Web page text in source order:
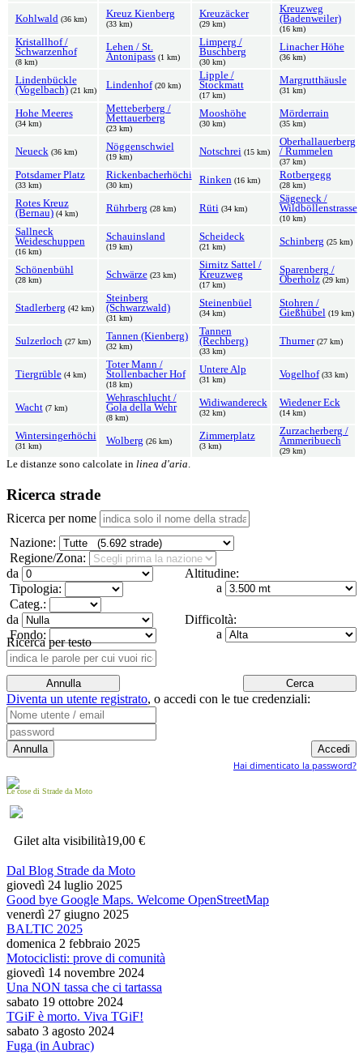
Kohlwald (36 km) Kreuz Kienberg
(33 km)
Kreuzäcker
(29 km)
Kreuzweg
(Badenweiler)
(16 km)
Kristallhof /
Schwarzenhof
(8 km)
Lehen / St.
Antonipass (1 km)
Limperg /
Buschberg
(30 km)
Linacher Höhe
(36 km)
Lindenbückle
(Vogelbach) (21 km) Lindenhof (20 km)
Lipple /
Stockmatt
(17 km)
Margrutthäusle
(31 km)
Hohe Meeres
(34 km)
Metteberberg /
Mettauerberg
(23 km)
Mooshöhe
(30 km)
Mörderrain
(35 km)
Neueck (36 km) Nöggenschwiel
(19 km) Notschrei (15 km)
Oberhallauerberg
/ Rummelen
(37 km)
Potsdamer Platz
(33 km)
Rickenbacherhöchi
(30 km) Rinken (16 km) Rotbergegg
(28 km)
Rotes Kreuz
(Bernau) (4 km) Rührberg (28 km) Rüti (34 km)
Sägeneck /
Wildböllenstrasse
(10 km)
Sallneck
Weideschuppen
(16 km)
Schauinsland
(19 km)
Scheideck
(21 km) Schinberg (25 km)
Schönenbühl
(28 km) Schwärze (23 km)
Sirnitz Sattel /
Kreuzweg
(17 km)
Sparenberg /
Oberholz (29 km)
Stadlerberg (42 km)
Steinberg
(Schwarzwald)
(31 km)
Steinenbüel
(34 km)
Stohren /
Gießhübel (19 km)
Sulzerloch (27 km) Tannen (Kienberg)
(32 km)
Tannen
(Rechberg)
(33 km)
Thurner (27 km)
Tiergrüble (4 km)
Toter Mann /
Stollenbacher Hof
(18 km)
Untere Alp
(31 km) Vogelhof (33 km)
Wacht (7 km)
Wehraschlucht /
Gola della Wehr
(8 km)
Widiwandereck
(32 km)
Wiedener Eck
(14 km)
Wintersingerhöchi
(31 km) Wolberg (26 km) Zimmerplatz
(3 km)
Zurzacherberg /
Ammeribuech
(29 km)
Le distanze sono calcolate in linea d'aria.
Ricerca strade
Ricerca per nome
Nazione:
Regione/Zona:
Altitudine:
da
a
Tipologia:
Categ.:
Difficoltà:
da
a
Fondo:
Ricerca per testo
Diventa un utente registrato, o accedi con le tue credenziali:
Hai dimenticato la password?
Le cose di Strade da Moto
Gilet alta visibilità19,00 €
Dal Blog Strade da Moto
giovedì 24 luglio 2025
Good bye Google Maps. Welcome OpenStreetMap
venerdì 27 giugno 2025
BALTIC 2025
domenica 2 febbraio 2025
Motociclisti: prove di comunità
giovedì 14 novembre 2024
Una NON tassa che ci tartassa
sabato 19 ottobre 2024
TGiF è morto. Viva TGiF!
sabato 3 agosto 2024
Fuga (in Aubrac)